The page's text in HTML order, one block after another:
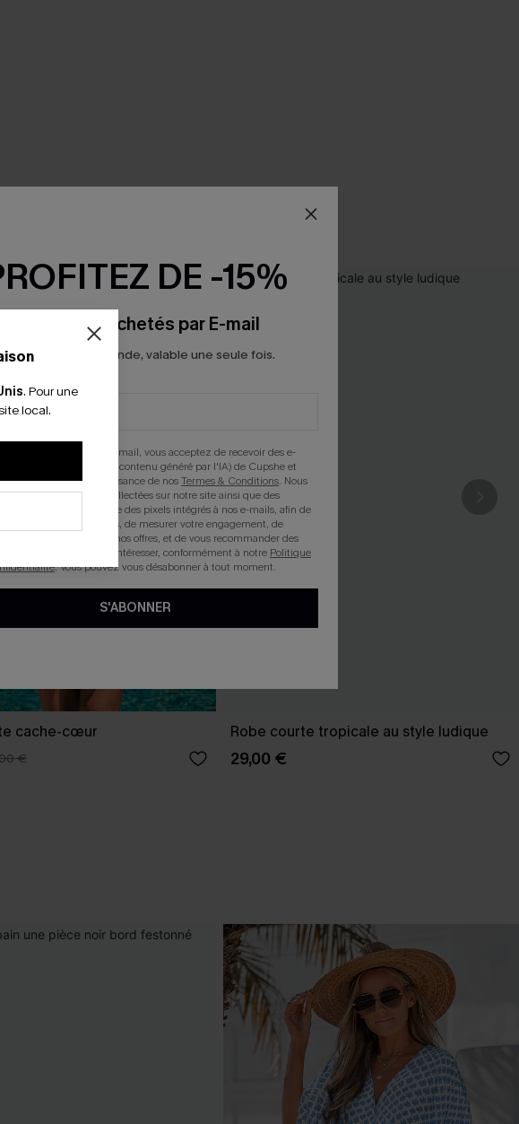
cache-cœur
€
Robe courte tropicale au style ludique
29,00 €
. Pour une
local.
DE -15%
-15% dès 2 Achetés par E-mail
code par commande, valable une seule fois.
votre adresse e-mail, vous acceptez de recevoir des e-
(y compris du contenu généré par l'IA) de Cupshe et
avoir pris connaissance de nosTermes & Conditions. Nous
utiliser les données collectées sur notre site ainsi que des
de suivi, telles que des pixels intégrés à nos e-mails, afin de
si ceux-ci ont été ouverts, de mesurer votre engagement, de
nos contenus et nos offres, et de vous recommander des
susceptibles de vous intéresser, conformément à notre Politique
. Vous pouvez vous désabonner à tout moment.
S'ABONNER